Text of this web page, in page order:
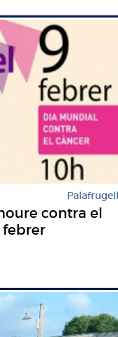
Palafrugell
contra el
febrer